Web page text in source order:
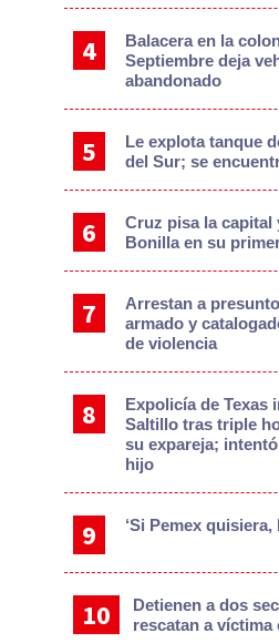
Balacera en la
Septiembre deja
abandonado
Le explota tanque
del Sur; se
Cruz pisa la capital
Bonilla en su
Arrestan a
armado y
de violencia
Expolicía de Texas
Saltillo tras triple
su expareja;
hijo
‘Si Pemex
Detienen a dos
rescatan a víctima